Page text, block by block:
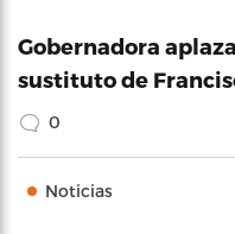
Gobernadora
sustituto de
0
Noticias